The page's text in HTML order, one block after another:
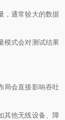
通常较大的数据
式会对测试结果
会直接影响吞吐
他无线设备、障